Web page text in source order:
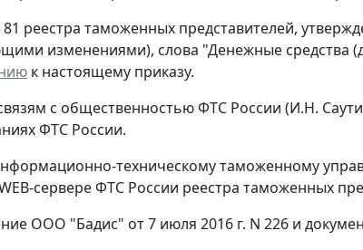
81 реестра таможенных представителей,
изменениями), слова "Денежные средства
к настоящему приказу.
с общественностью ФТС России (И.Н.
ФТС России.
техническому таможенному
сервере ФТС России реестра таможенных
ООО "Бадис" от 7 июля 2016 г. N 226 и